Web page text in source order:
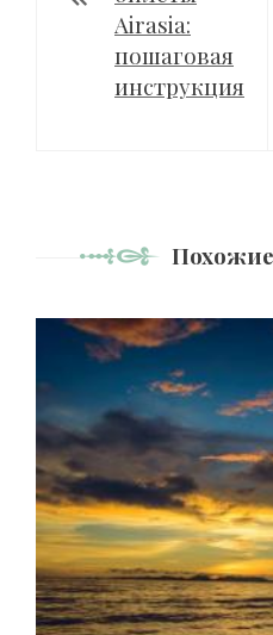
Airasia:
пошаговая
инструкция